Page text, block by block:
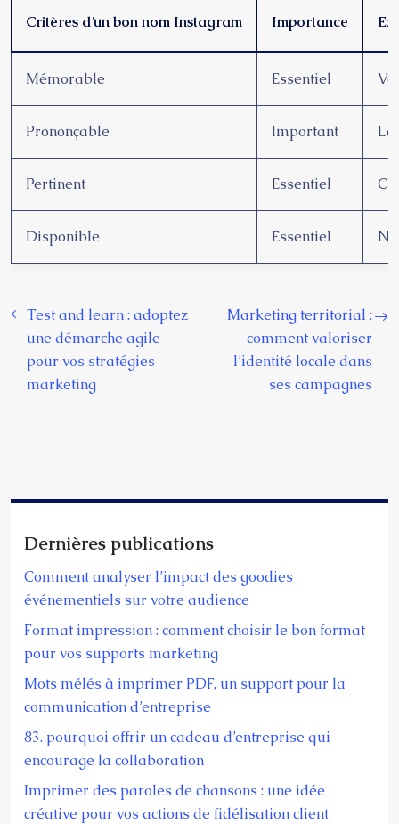
Critères d’un bon nom Instagram Importance
Mémorable Essentiel
Prononçable Important
Pertinent Essentiel
Disponible Essentiel
Test and learn : adoptez
une démarche agile
pour vos stratégies
marketing
Marketing territorial :
comment valoriser
l’identité locale dans
ses campagnes
Dernières publications
Comment analyser l’impact des goodies
événementiels sur votre audience
Format impression : comment choisir le bon format
pour vos supports marketing
Mots mélés à imprimer PDF, un support pour la
communication d’entreprise
83. pourquoi offrir un cadeau d’entreprise qui
encourage la collaboration
Imprimer des paroles de chansons : une idée
créative pour vos actions de fidélisation client